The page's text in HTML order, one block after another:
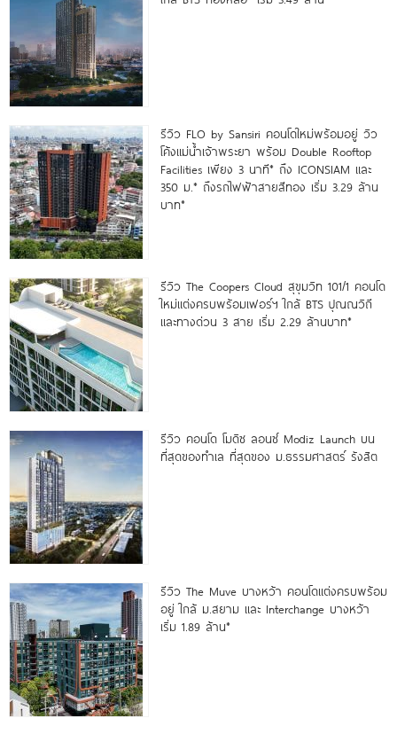
รีวิว FLO by Sansiri คอนโดใหม่พร้อมอยู่ วิว
โค้งแม่น้ำเจ้าพระยา พร้อม Double Rooftop
Facilities เพียง 3 นาที* ถึง ICONSIAM และ
350 ม.* ถึงรถไฟฟ้าสายสีทอง เริ่ม 3.29 ล้าน
บาท*
รีวิว The Coopers Cloud สุขุมวิท 101/1 คอนโด
ใหม่แต่งครบพร้อมเฟอร์ฯ ใกล้ BTS ปุณณวิถี
และทางด่วน 3 สาย เริ่ม 2.29 ล้านบาท*
รีวิว คอนโด โมดิซ ลอนซ์ Modiz Launch บน
ที่สุดของทำเล ที่สุดของ ม.ธรรมศาสตร์ รังสิต
รีวิว The Muve บางหว้า คอนโดแต่งครบพร้อม
อยู่ ใกล้ ม.สยาม และ Interchange บางหว้า
เริ่ม 1.89 ล้าน*